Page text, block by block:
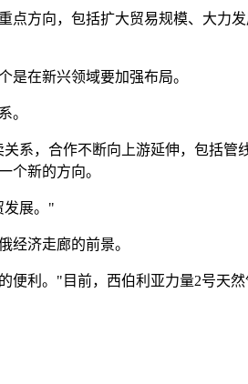
方向，包括扩大贸易规模、大力
是在新兴领域要加强布局。
。
系，合作不断向上游延伸，包括管
个新的方向。
发展。"
经济走廊的前景。
利。"目前，西伯利亚力量2号天